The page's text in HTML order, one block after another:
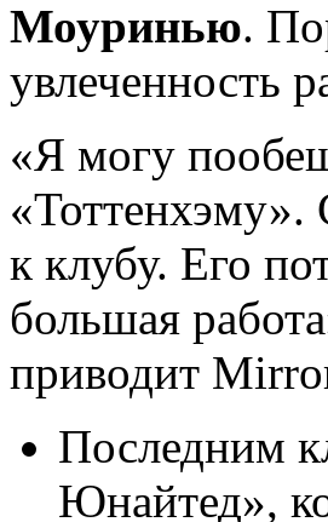
Моуринью.
увлеченность
«Я могу
«Тоттенхэму».
к клубу. Его
большая
приводит
Последним
Юнайтед»,